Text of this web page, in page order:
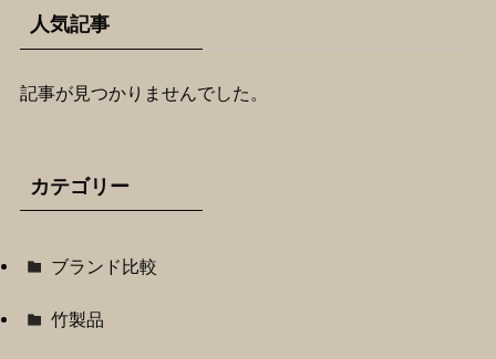
人気記事
記事が見つかりませんでした。
カテゴリー
ブランド比較
竹製品